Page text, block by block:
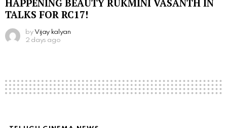
HAPPENING BEAUTY RUKMINI VASANTH IN
TALKS FOR RC17!
by Vijay kalyan
2 days ago